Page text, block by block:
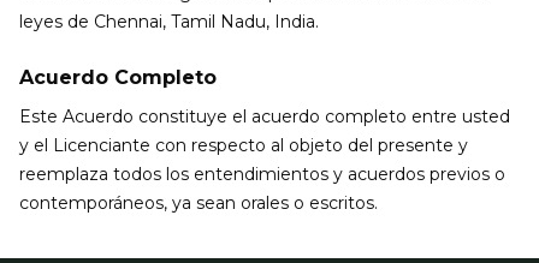
leyes de Chennai, Tamil Nadu, India.
Acuerdo Completo
Este Acuerdo constituye el acuerdo completo entre usted
y el Licenciante con respecto al objeto del presente y
reemplaza todos los entendimientos y acuerdos previos o
contemporáneos, ya sean orales o escritos.